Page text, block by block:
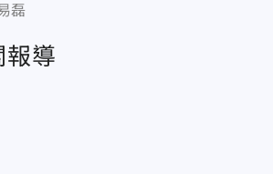
磊
報導